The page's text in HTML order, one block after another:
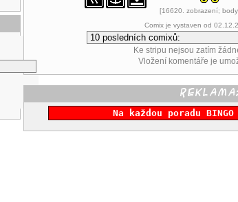
[16620. zobrazení;
Comix je vystaven od
Ke stripu nejsou zatím
Vložení komentáře je
Na každou poradu